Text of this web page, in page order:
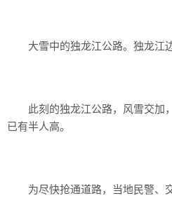
大雪中的独龙江公路。独龙江
此刻的独龙江公路，风雪交加
已有半人高。
为尽快抢通道路，当地民警、